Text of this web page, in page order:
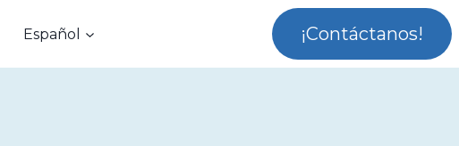
Español ¡Contáctanos!